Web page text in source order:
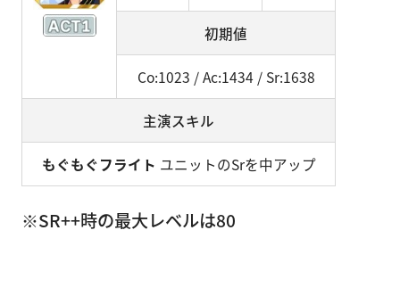
初期値
Co:1023 / Ac:1434 / Sr:1638
主演スキル
もぐもぐフライト ユニットのSrを中アップ
※SR++時の最大レベルは80